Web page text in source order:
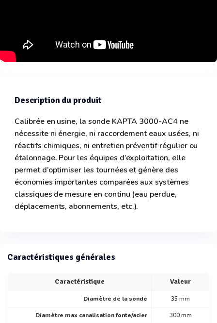
Description du produit
Calibrée en usine, la sonde KAPTA 3000-AC4 ne
nécessite ni énergie, ni raccordement eaux usées, ni
réactifs chimiques, ni entretien préventif régulier ou
étalonnage. Pour les équipes d’exploitation, elle
permet d’optimiser les tournées et génère des
économies importantes comparées aux systèmes
classiques de mesure en continu (eau perdue,
déplacements, abonnements, etc.).
Caractéristiques générales
Caractéristique Valeur
Diamètre de la sonde 35 mm
Diamètre max canalisation fonte/acier 300 mm